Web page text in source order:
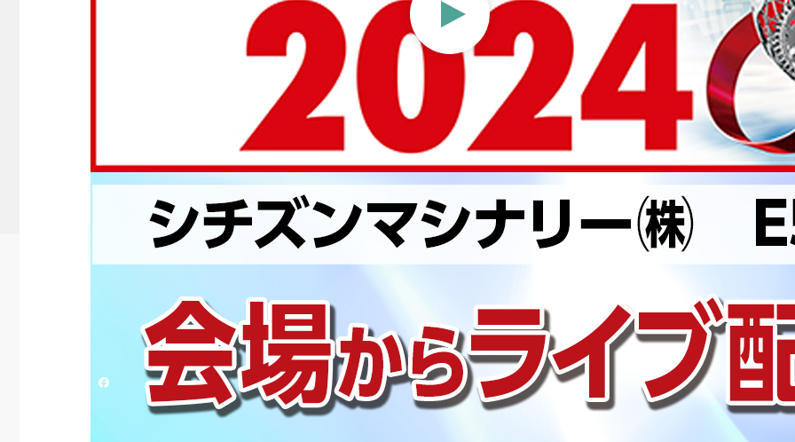
【JIMTOF2024】シチズンマシナリー㈱〜CNC自動旋
「CincomL20Ⅶ」、自動化とLFV技術
2024/11/11 10:30 更新日時 2024/11/12 11:49
シェアする
Mono Que